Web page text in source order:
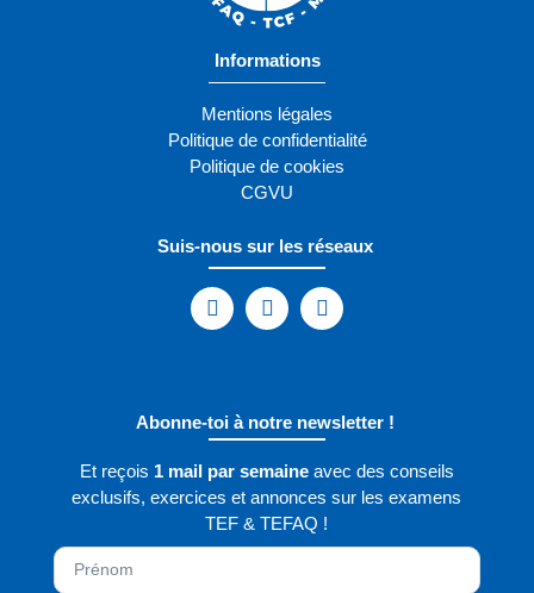
Informations
Mentions légales
Politique de confidentialité
Politique de cookies
CGVU
Suis-nous sur les réseaux
Abonne-toi à notre newsletter !
Et reçois 1 mail par semaineavec des conseils
exclusifs, exercices et annonces sur les examens
TEF & TEFAQ !